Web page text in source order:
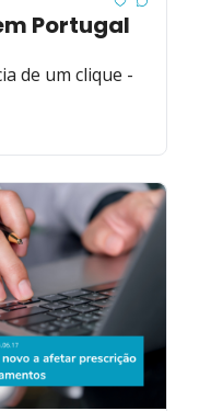
Portugal
de um clique -